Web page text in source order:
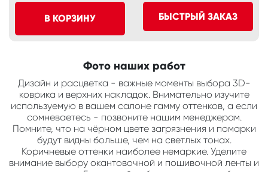
В КОРЗИНУ БЫСТРЫЙ ЗАКАЗ
Фото наших работ
Дизайн и расцветка - важные моменты выбора 3D-
коврика и верхних накладок. Внимательно изучите
используемую в вашем салоне гамму оттенков, а если
сомневаетесь - позвоните нашим менеджерам.
Помните, что на чёрном цвете загрязнения и помарки
будут видны больше, чем на светлых тонах.
Коричневые оттенки наиболее немаркие. Уделите
внимание выбору окантовочной и пошивочной ленты и